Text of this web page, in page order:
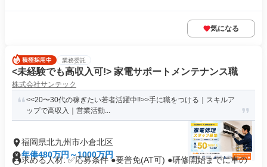
気になる
業務委託
<未経験でも高収入可!> 家電サポートメンテナンス職
株式会社サンテック
<<20〜30代の稼ぎたい若者活躍中!!>>手に職をつける｜スキルア
ップで高収入｜営業活動...
福岡県北九州市小倉北区
年俸480万円～1000万円
求める人材: ✅️応募条件 ●要普免(AT可) ●研修開始までに車の